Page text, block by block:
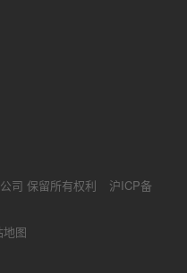
司 保留所有权利
沪ICP备
地图